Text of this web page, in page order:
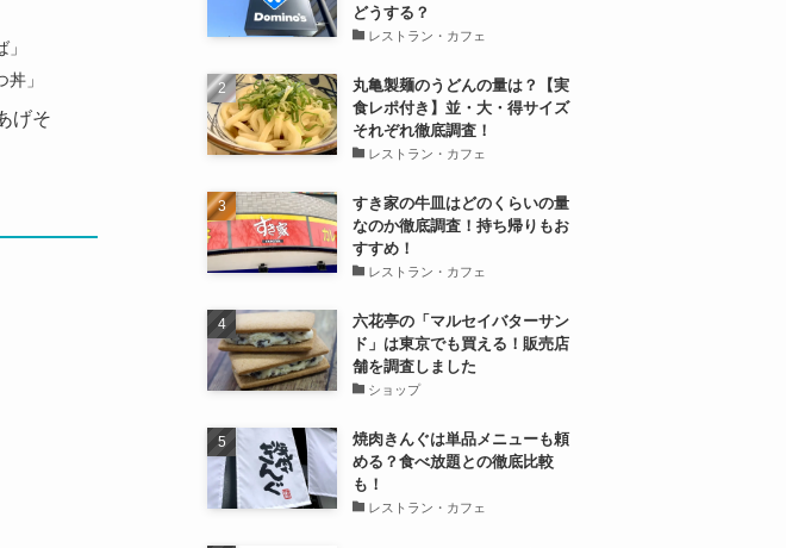
」
げそ
どうする？
レストラン・カフェ
丸亀製麺のうどんの量は？【実
食レポ付き】並・大・得サイズ
それぞれ徹底調査！
レストラン・カフェ
すき家の牛皿はどのくらいの量
なのか徹底調査！持ち帰りもお
すすめ！
レストラン・カフェ
六花亭の「マルセイバターサン
ド」は東京でも買える！販売店
舗を調査しました
ショップ
焼肉きんぐは単品メニューも頼
める？食べ放題との徹底比較
も！
レストラン・カフェ